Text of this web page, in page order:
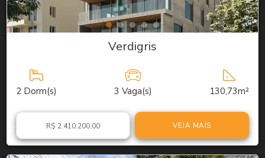
Verdigris
2 Dorm(s) 3 Vaga(s) 130,73m²
R$ 2.410.200,00 VEJA MAIS